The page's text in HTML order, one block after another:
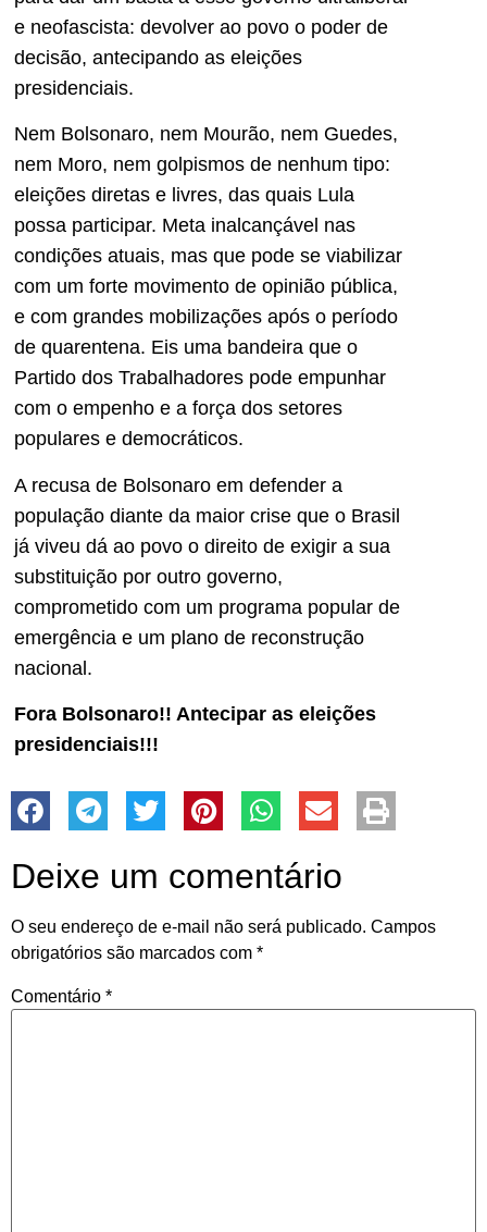
e neofascista: devolver ao povo o poder de
decisão, antecipando as eleições
presidenciais.
Nem Bolsonaro, nem Mourão, nem Guedes,
nem Moro, nem golpismos de nenhum tipo:
eleições diretas e livres, das quais Lula
possa participar. Meta inalcançável nas
condições atuais, mas que pode se viabilizar
com um forte movimento de opinião pública,
e com grandes mobilizações após o período
de quarentena. Eis uma bandeira que o
Partido dos Trabalhadores pode empunhar
com o empenho e a força dos setores
populares e democráticos.
A recusa de Bolsonaro em defender a
população diante da maior crise que o Brasil
já viveu dá ao povo o direito de exigir a sua
substituição por outro governo,
comprometido com um programa popular de
emergência e um plano de reconstrução
nacional.
Fora Bolsonaro!! Antecipar as eleições
presidenciais!!!
Deixe um comentário
O seu endereço de e-mail não será publicado. Campos
obrigatórios são marcados com *
Comentário *